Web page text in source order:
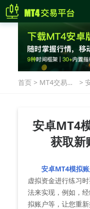
首页 > MT4交易指
>
安卓MT4
获取新
安卓MT4模拟
虚拟资金进行练习
法来实现，例如，
拟账户等，让您重